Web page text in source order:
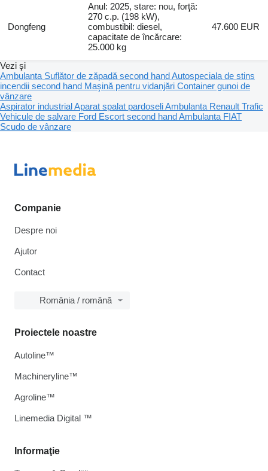
Dongfeng
Anul: 2025, stare: nou, forţă:
270 c.p. (198 kW),
combustibil: diesel,
capacitate de încărcare:
25.000 kg
47.600 EUR
Vezi şi
Ambulanta Suflător de zăpadă second handAutospeciala de stins
incendii second hand Maşină pentru vidanjări Container gunoi de
vânzare
Aspirator industrialAparat spalat pardoseliAmbulanta Renault Trafic
Vehicule de salvare Ford Escort second handAmbulanta FIAT
Scudo de vânzare
Companie
Despre noi
Ajutor
Contact
România / română
Informaţie
Proiectele noastre
Autoline™
Machineryline™
Agroline™
Linemedia Digital ™